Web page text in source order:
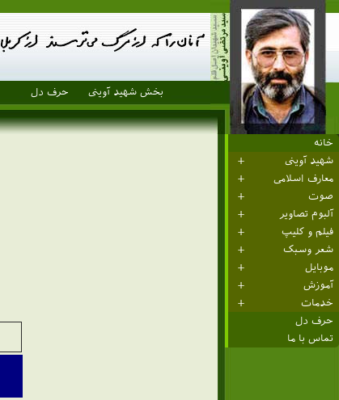
بخش شهید آوینی حرف دل
خانه
شهید آوینی
معارف اسلامی
صوت
آلبوم تصاویر
فیلم و کلیپ
شعر وسبک
موبایل
آموزش
خدمات
حرف دل
تماس با ما